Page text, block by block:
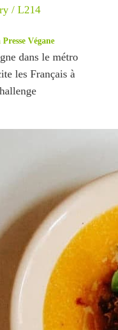
/ L214
Végane
dans le métro
les Français à